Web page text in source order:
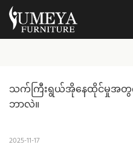
သက်ကြီးရွယ်အိုနေထိုင်မှုအတွ
ဘာလဲ။
2025-11-17